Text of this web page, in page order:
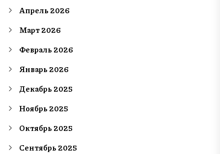
Апрель 2026
Март 2026
Февраль 2026
Январь 2026
Декабрь 2025
Ноябрь 2025
Октябрь 2025
Сентябрь 2025